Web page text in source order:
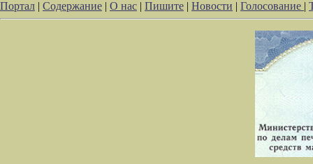
Портал | Содержание | О нас | Пишите | Новости | Голосование |